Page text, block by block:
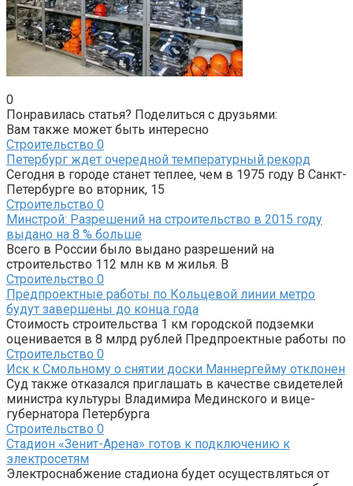
0
Понравилась статья? Поделиться с друзьями:
Вам также может быть интересно
Строительство 0
Петербург ждет очередной температурный рекорд
Сегодня в городе станет теплее, чем в 1975 году В Санкт-
Петербурге во вторник, 15
Строительство 0
Минстрой: Разрешений на строительство в 2015 году
выдано на 8 % больше
Всего в России было выдано разрешений на
строительство 112 млн кв м жилья. В
Строительство 0
Предпроектные работы по Кольцевой линии метро
будут завершены до конца года
Стоимость строительства 1 км городской подземки
оценивается в 8 млрд рублей Предпроектные работы по
Строительство 0
Иск к Смольному о снятии доски Маннергейму отклонен
Суд также отказался приглашать в качестве свидетелей
министра культуры Владимира Мединского и вице-
губернатора Петербурга
Строительство 0
Стадион «Зенит-Арена» готов к подключению к
электросетям
Электроснабжение стадиона будет осуществляться от